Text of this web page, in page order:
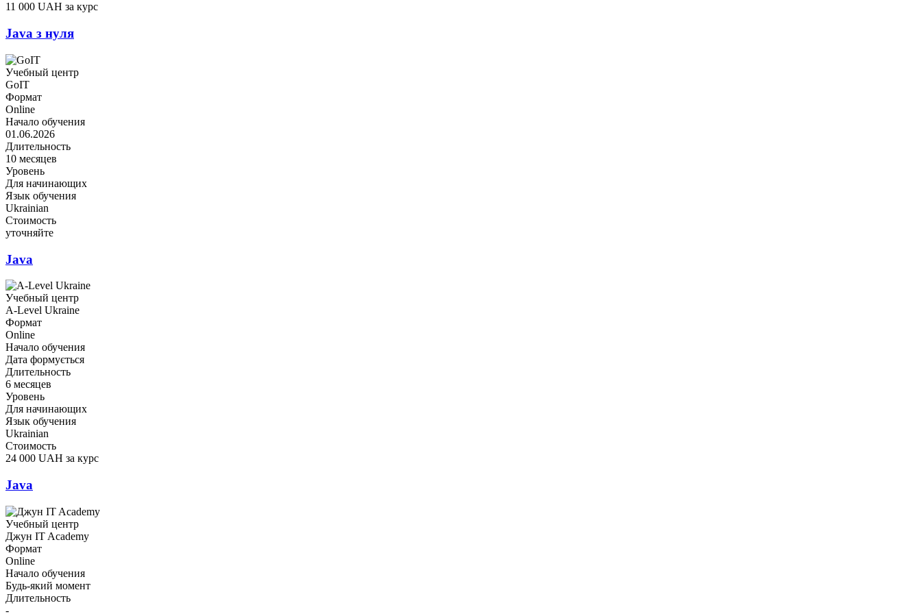
11 000 UAH за курс
Java з нуля
Учебный центр
GoIT
Формат
Online
Начало обучения
01.06.2026
Длительность
10 месяцев
Уровень
Для начинающих
Язык обучения
Ukrainian
Стоимость
уточняйте
Java
Учебный центр
A-Level Ukraine
Формат
Online
Начало обучения
Дата формується
Длительность
6 месяцев
Уровень
Для начинающих
Язык обучения
Ukrainian
Стоимость
24 000 UAH за курс
Java
Учебный центр
Джун IT Academy
Формат
Online
Начало обучения
Будь-який момент
Длительность
-